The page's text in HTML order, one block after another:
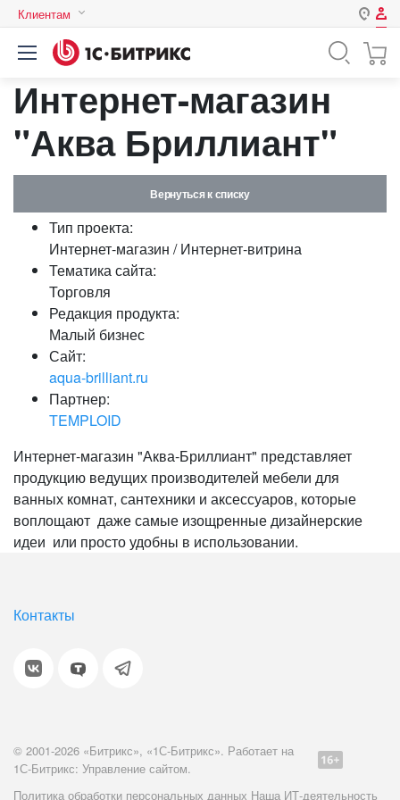
Клиентам
Казахстан
Авторизация
Логин
Пароль
Запомнить меня на этом
или войдите с помощью
Интернет-магазин
"Аква Бриллиант"
Вернуться к списку
Тип проекта:
Интернет-магазин / Интернет-витрина
Тематика сайта:
Торговля
Редакция продукта:
Малый бизнес
Сайт:
aqua-brilliant.ru
Партнер:
TEMPLOID
Интернет-магазин "Аква-Бриллиант" представляет
продукцию ведущих производителей мебели для
ванных комнат, сантехники и аксессуаров, которые
воплощают даже самые изощренные дизайнерские
идеи или просто удобны в использовании.
Контакты
© 2001-2026 «Битрикс», «1С-Битрикс». Работает на
1С-Битрикс: Управление сайтом.
Политика обработки персональных данных Наша ИТ-деятельность